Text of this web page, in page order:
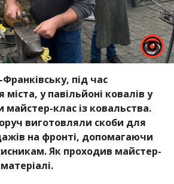
під час
у павільйоні ковалів у
майстер-клас із ковальства.
виготовляли скоби для
на фронті, допомагаючи
Як проходив майстер-